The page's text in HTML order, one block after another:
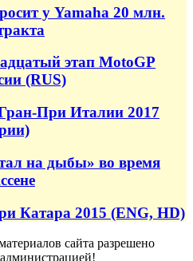
у Yamaha 20 млн.
этап MotoGP
(RUS)
При Италии 2017
на дыбы» во время
Катара 2015 (ENG, HD)
сайта разрешено
администрацией!